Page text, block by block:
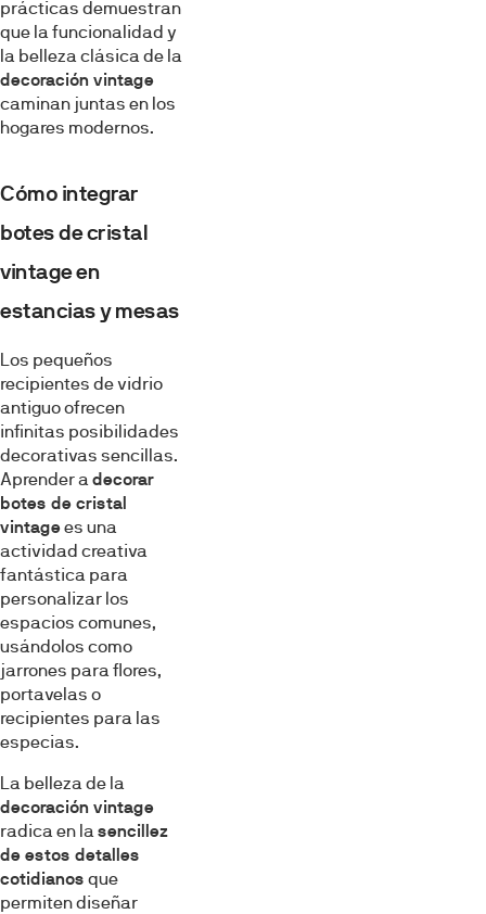
prácticas demuestran
que la funcionalidad y
la belleza clásica de la
decoración vintage
caminan juntas en los
hogares modernos.
Cómo integrar
botes de cristal
vintage en
estancias y mesas
Los pequeños
recipientes de vidrio
antiguo ofrecen
infinitas posibilidades
decorativas sencillas.
Aprender a decorar
botes de cristal
vintagees una
actividad creativa
fantástica para
personalizar los
espacios comunes,
usándolos como
jarrones para flores,
portavelas o
recipientes para las
especias.
La belleza de la
decoración vintage
radica en la sencillez
de estos detalles
cotidianos que
permiten diseñar